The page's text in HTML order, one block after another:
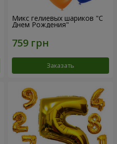
Микс гелиевых шариков "C
Днем Рождения"
Заказать